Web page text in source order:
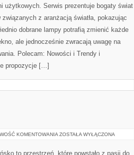
użytkowych. Serwis prezentuje bogaty świat
związanych z aranżacją światła, pokazując
dobrane lampy potrafią zmienić każde
ale jednocześnie zwracają uwagę na
Polecam: Nowości i Trendy i
propozycje […]
KOMENTOWANIA BEZ
FIT
ZOSTAŁA WYŁĄCZONA
to przestrzeń, które powstało z pasji do